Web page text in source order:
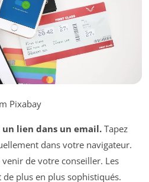
Pixabay
lien dans un email.Tapez
dans votre navigateur.
de votre conseiller. Les
plus en plus sophistiqués.